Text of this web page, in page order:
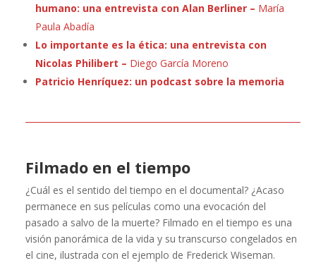
humano: una entrevista con Alan Berliner – María
Paula Abadía
Lo importante es la ética: una entrevista con
Nicolas Philibert – Diego García Moreno
Patricio Henríquez: un podcast sobre la memoria
Filmado en el tiempo
¿Cuál es el sentido del tiempo en el documental? ¿Acaso
permanece en sus películas como una evocación del
pasado a salvo de la muerte? Filmado en el tiempo es una
visión panorámica de la vida y su transcurso congelados en
el cine, ilustrada con el ejemplo de Frederick Wiseman.